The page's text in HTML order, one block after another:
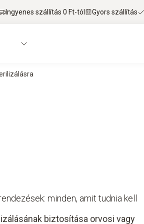
Ingyenes szállítás 0 Ft-tól Gyors szállítás
minden, amit tudnia kell
biztosítása orvosi vagy